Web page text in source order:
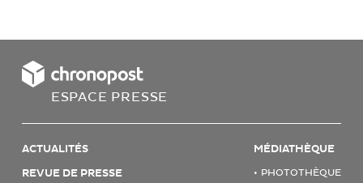
ESPACE PRESSE
ACTUALITÉS
REVUE DE PRESSE
MÉDIATHÈQUE
PHOTOTHÈQUE